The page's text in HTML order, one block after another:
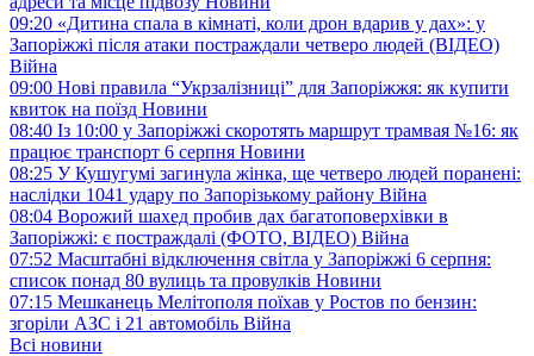
09:20 «Дитина спала в кімнаті, коли дрон вдарив у дах»: у
Запоріжжі після атаки постраждали четверо людей (ВІДЕО)
Війна
09:00 Нові правила “Укрзалізниці” для Запоріжжя: як купити
квиток на поїзд Новини
08:40 Із 10:00 у Запоріжжі скоротять маршрут трамвая №16: як
працює транспорт 6 серпня Новини
08:25 У Кушугумі загинула жінка, ще четверо людей поранені:
наслідки 1041 удару по Запорізькому району Війна
08:04 Ворожий шахед пробив дах багатоповерхівки в
Запоріжжі: є постраждалі (ФОТО, ВІДЕО) Війна
07:52 Масштабні відключення світла у Запоріжжі 6 серпня:
список понад 80 вулиць та провулків Новини
07:15 Мешканець Мелітополя поїхав у Ростов по бензин:
згоріли АЗС і 21 автомобіль Війна
Всі новини